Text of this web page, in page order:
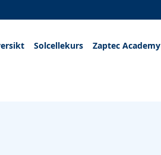
Solcellekurs Zaptec Academy